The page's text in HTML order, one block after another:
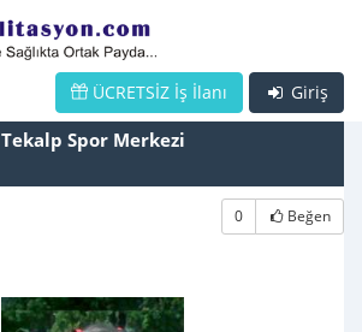
Giriş
ÜCRETSİZ İş İlanı
Tekalp Spor Merkezi
0 Beğen